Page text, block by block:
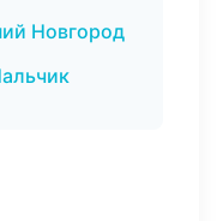
Новгород